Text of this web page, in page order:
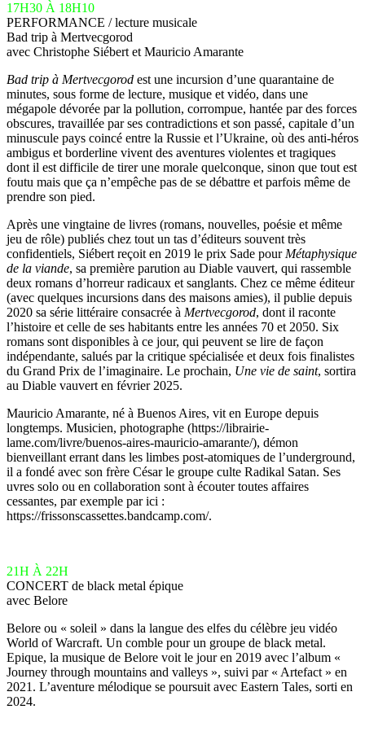
17H30 À 18H10
PERFORMANCE / lecture musicale
Bad trip à Mertvecgorod
avec Christophe Siébert et Mauricio Amarante
Bad trip à Mertvecgorod est une incursion d’une quarantaine de
minutes, sous forme de lecture, musique et vidéo, dans une
mégapole dévorée par la pollution, corrompue, hantée par des forces
obscures, travaillée par ses contradictions et son passé, capitale d’un
minuscule pays coincé entre la Russie et l’Ukraine, où des anti-héros
ambigus et borderline vivent des aventures violentes et tragiques
dont il est difficile de tirer une morale quelconque, sinon que tout est
foutu mais que ça n’empêche pas de se débattre et parfois même de
prendre son pied.
Après une vingtaine de livres (romans, nouvelles, poésie et même
jeu de rôle) publiés chez tout un tas d’éditeurs souvent très
confidentiels, Siébert reçoit en 2019 le prix Sade pour Métaphysique
de la viande, sa première parution au Diable vauvert, qui rassemble
deux romans d’horreur radicaux et sanglants. Chez ce même éditeur
(avec quelques incursions dans des maisons amies), il publie depuis
2020 sa série littéraire consacrée à Mertvecgorod, dont il raconte
l’histoire et celle de ses habitants entre les années 70 et 2050. Six
romans sont disponibles à ce jour, qui peuvent se lire de façon
indépendante, salués par la critique spécialisée et deux fois finalistes
du Grand Prix de l’imaginaire. Le prochain, Une vie de saint, sortira
au Diable vauvert en février 2025.
Mauricio Amarante, né à Buenos Aires, vit en Europe depuis
longtemps. Musicien, photographe (https://librairie-
lame.com/livre/buenos-aires-mauricio-amarante/), démon
bienveillant errant dans les limbes post-atomiques de l’underground,
il a fondé avec son frère César le groupe culte Radikal Satan. Ses
uvres solo ou en collaboration sont à écouter toutes affaires
cessantes, par exemple par ici :
https://frissonscassettes.bandcamp.com/.
21H À 22H
CONCERT de black metal épique
avec Belore
Belore ou « soleil » dans la langue des elfes du célèbre jeu vidéo
World of Warcraft. Un comble pour un groupe de black metal.
Epique, la musique de Belore voit le jour en 2019 avec l’album «
Journey through mountains and valleys », suivi par « Artefact » en
2021. L’aventure mélodique se poursuit avec Eastern Tales, sorti en
2024.